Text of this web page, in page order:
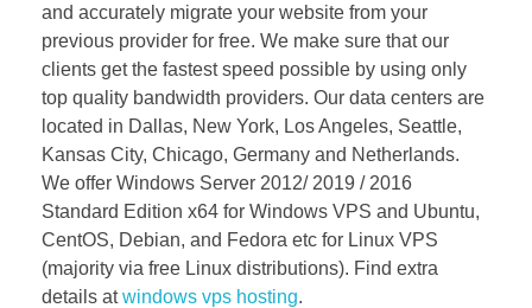
and accurately migrate your website from your
previous provider for free. We make sure that our
clients get the fastest speed possible by using only
top quality bandwidth providers. Our data centers are
located in Dallas, New York, Los Angeles, Seattle,
Kansas City, Chicago, Germany and Netherlands.
We offer Windows Server 2012/ 2019 / 2016
Standard Edition x64 for Windows VPS and Ubuntu,
CentOS, Debian, and Fedora etc for Linux VPS
(majority via free Linux distributions). Find extra
details atwindows vps hosting.